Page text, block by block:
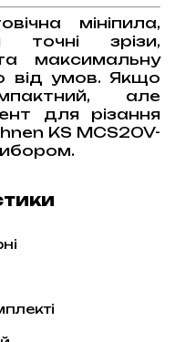
мініпила,
точні зрізи,
максимальну
від умов. Якщо
але
для різання
KS MCS20V-